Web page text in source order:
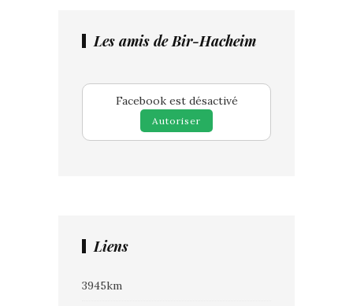
Les amis de Bir-Hacheim
Facebook est désactivé
Autoriser
Liens
3945km